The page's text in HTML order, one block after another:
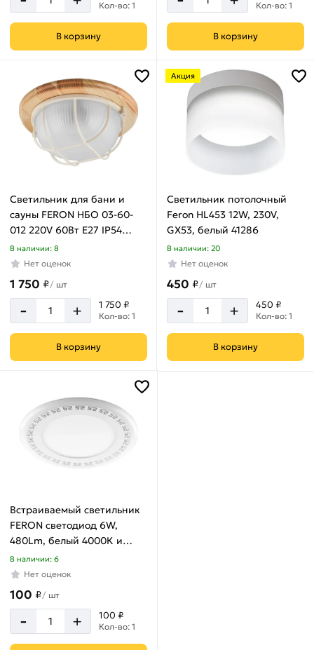
Кол-во: 1
В корзину
Кол-во: 1
В корзину
Светильник для бани и
сауны FERON НБО 03-60-
012 220V 60Вт Е27 IP54
дерево, клен, круг, с
решеткой 11570
В наличии: 8
Нет оценок
1 750 ₽/ шт
- + 1 750 ₽
Кол-во: 1
В корзину
Акция
Светильник потолочный
Feron HL453 12W, 230V,
GX53, белый 41286
В наличии: 20
Нет оценок
450 ₽/ шт
- + 450 ₽
Кол-во: 1
В корзину
Встраиваемый светильник
FERON светодиод 6W,
480Lm, белый 4000К и
синий, AL2440 29592
В наличии: 6
Нет оценок
100 ₽/ шт
- + 100 ₽
Кол-во: 1